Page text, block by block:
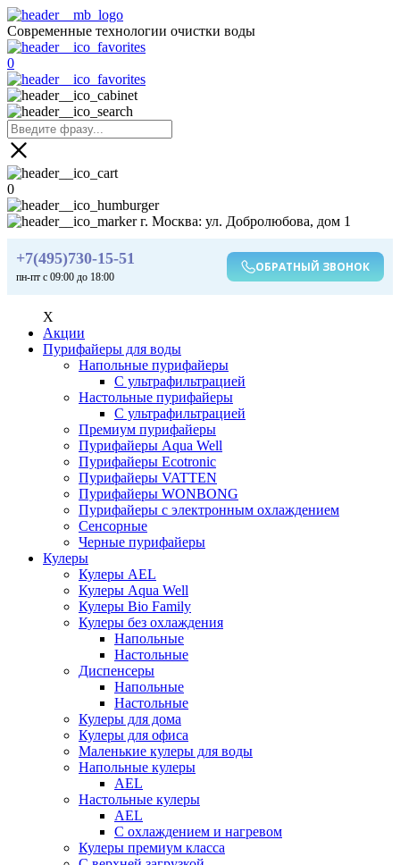
Современные технологии очистки воды
0
0
г. Москва: ул. Добролюбова, дом 1
+7(495)730-15-51
пн-пт с 09:00 до 18:00
ОБРАТНЫЙ ЗВОНОК
X
Акции
Пурифайеры для воды
Напольные пурифайеры
С ультрафильтрацией
Настольные пурифайеры
С ультрафильтрацией
Премиум пурифайеры
Пурифайеры Aqua Well
Пурифайеры Ecotronic
Пурифайеры VATTEN
Пурифайеры WONBONG
Пурифайеры с электронным охлаждением
Сенсорные
Черные пурифайеры
Кулеры
Кулеры AEL
Кулеры Aqua Well
Кулеры Bio Family
Кулеры без охлаждения
Напольные
Настольные
Диспенсеры
Напольные
Настольные
Кулеры для дома
Кулеры для офиса
Маленькие кулеры для воды
Напольные кулеры
AEL
Настольные кулеры
AEL
С охлаждением и нагревом
Кулеры премиум класса